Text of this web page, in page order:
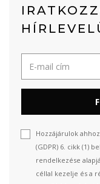
Hozzájárulok
(GDPR) 6. cikk (1)
rendelkezése
céllal kezelje és a